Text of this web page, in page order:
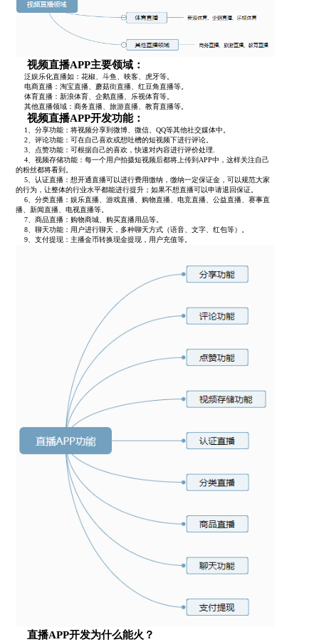
视频直播APP主要领域：
泛娱乐化直播如：花椒、斗鱼、映客、虎牙等。
电商直播：淘宝直播、蘑菇街直播、红豆角直播等。
体育直播：新浪体育、企鹅直播、乐视体育等。
其他直播领域：商务直播、旅游直播、教育直播等。
视频直播APP开发功能：
1、分享功能：将视频分享到微博、微信、QQ等其他社交媒体中。
2、评论功能：可在自己喜欢或想吐槽的短视频下进行评论。
3、点赞功能：可根据自己的喜欢，快速对内容进行评价处理.
4、视频存储功能：每一个用户拍摄短视频后都将上传到APP中，这样关注自己
的粉丝都将看到。
5、认证直播：想开通直播可以进行费用缴纳，缴纳一定保证金，可以规范大家
的行为，让整体的行业水平都能进行提升；如果不想直播可以申请退回保证。
6、分类直播：娱乐直播、游戏直播、购物直播、电竞直播、公益直播、赛事直
播、新闻直播、电视直播等。
7、商品直播：购物商城、购买直播用品等。
8、聊天功能：用户进行聊天，多种聊天方式（语音、文字、红包等）。
9、支付提现：主播金币转换现金提现，用户充值等。
直播APP开发为什么能火？